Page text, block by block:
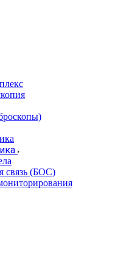
связь (БОС)